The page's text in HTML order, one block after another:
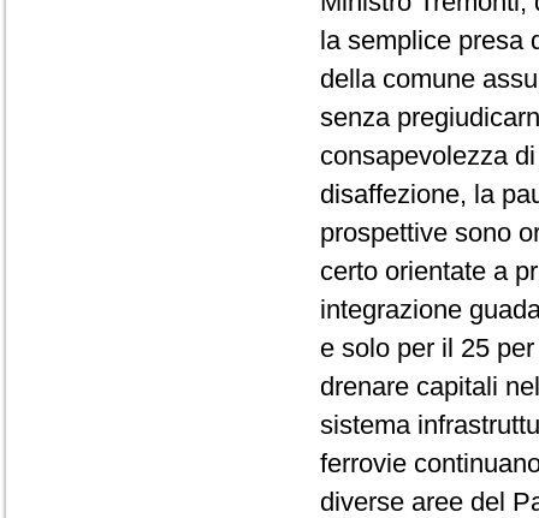
la semplice presa
della comune
senza
consapevolezza
disaffezione, la
prospettive sono
certo orientate a
integrazione
e solo per il 25
drenare capitali
sistema
ferrovie
diverse aree del